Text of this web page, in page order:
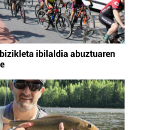
ibilaldia abuztuaren